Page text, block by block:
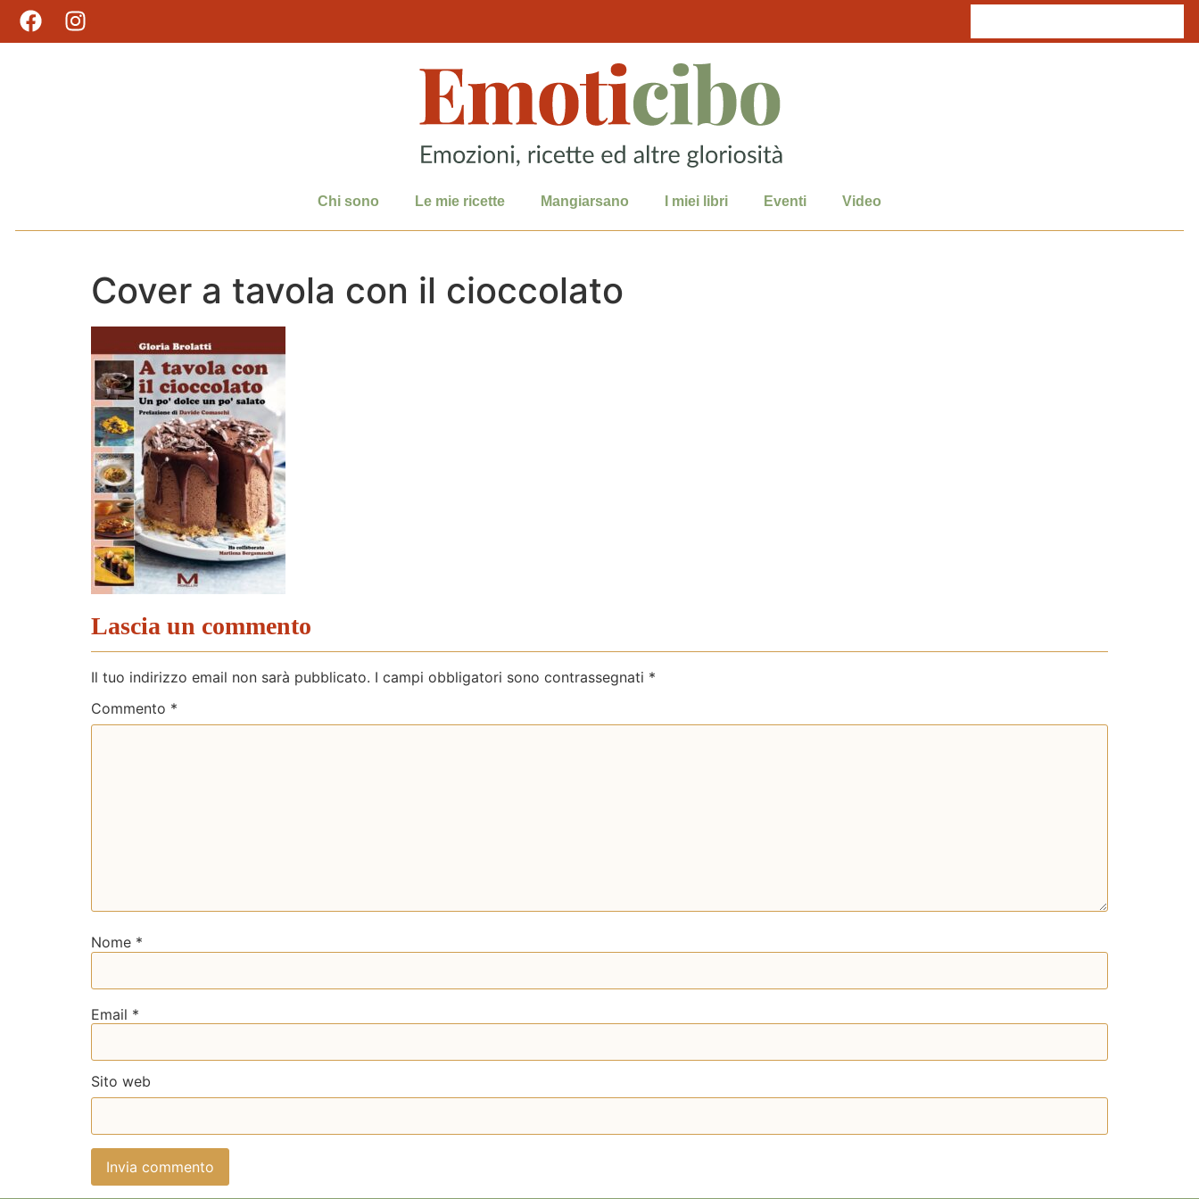
Chi sono Le mie ricette Mangiarsano I miei libri Eventi Video
Cover a tavola con il cioccolato
Lascia un commento
Il tuo indirizzo email non sarà pubblicato. I campi obbligatori sono contrassegnati *
Commento *
Nome *
Email *
Sito web